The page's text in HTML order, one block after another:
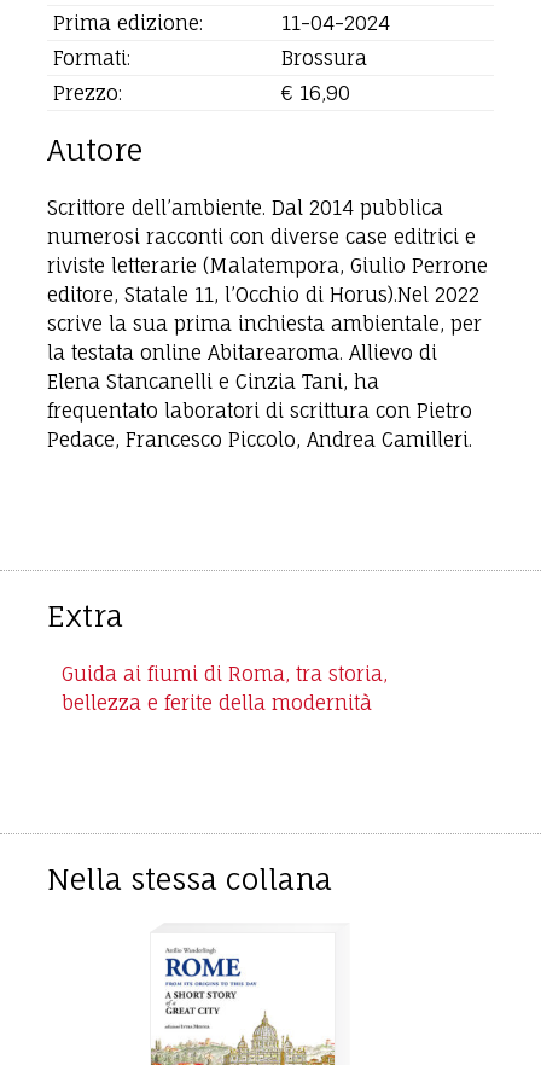
Prima edizione:
11-04-2024
Formati:
Brossura
Prezzo:
€ 16,90
Autore
Scrittore dell’ambiente. Dal 2014 pubblica
numerosi racconti con diverse case editrici e
riviste letterarie (Malatempora, Giulio Perrone
editore, Statale 11, l’Occhio di Horus).Nel 2022
scrive la sua prima inchiesta ambientale, per
la testata online Abitarearoma. Allievo di
Elena Stancanelli e Cinzia Tani, ha
frequentato laboratori di scrittura con Pietro
Pedace, Francesco Piccolo, Andrea Camilleri.
Extra
Guida ai fiumi di Roma, tra storia,
bellezza e ferite della modernità
Nella stessa collana